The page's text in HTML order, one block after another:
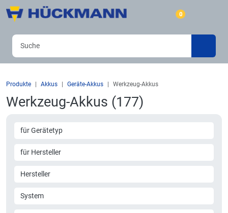
0
Produkte Akkus Geräte-Akkus Werkzeug-Akkus
Werkzeug-Akkus (177)
für Gerätetyp
für Hersteller
Hersteller
System